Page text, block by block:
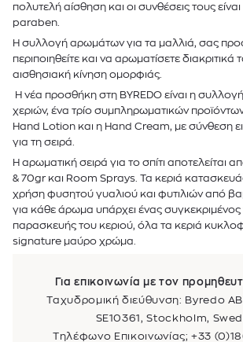
πολυτελή αίσθηση και οι συνθέσεις τους
paraben.
Η συλλογή αρωμάτων για τα μαλλιά, σας
περιποιηθείτε και να αρωματίσετε διακριτικά
αισθησιακή κίνηση ομορφιάς.
Η νέα προσθήκη στη BYREDO είναι η
χεριών, ένα τρίο συμπληρωματικών
Hand Lotion και η Hand Cream, με σύνθεση
για τη σειρά.
Η αρωματική σειρά για το σπίτι αποτελείται
& 70gr και Room Sprays. Τα κεριά
χρήση φυσητού γυαλιού και φυτιλιών από
για κάθε άρωμα υπάρχει ένας
παρασκευής του κεριού, όλα τα κεριά
signature μαύρο χρώμα.
Για επικοινωνία με τον
Ταχυδρομική διεύθυνση: Byredo
SE10361, Stockholm,
Τηλέφωνο Επικοινωνίας; +33